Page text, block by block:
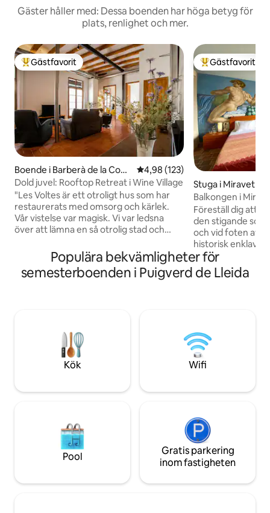
Gäster håller med: Dessa boenden har höga betyg för
plats, renlighet och mer.
Populär gästfavorit
Gästfavorit
Boende i Barberà de la Conc
a
4,98 av 5 i genomsnittligt
4,98 (123)
Dold juvel: Rooftop Retreat i Wine Village
"Les Voltes är ett otroligt hus som har
restaurerats med omsorg och kärlek.
Vår vistelse var magisk. Vi var ledsna
över att lämna en så otrolig stad och
stengolv och en 200 år gammal fresk
bevarar vårt boendes karaktär och
charm. Den eleganta renoveringen
fjärran. Och vår gemensamma pool är
perfekt för ett dopp.
Populär
Gästfavorit
Stuga i Miravet
Balkongen i
Föreställ dig att
den stigande
och vid foten av
historisk enklav där
Aurelio och
att njuta av en
med ett härligt
kontemplation,
yoga eller
Populära bekvämligheter för
semesterboenden i Puigverd de Lleida
Kök Wifi
Pool
Gratis parkering
inom fastigheten